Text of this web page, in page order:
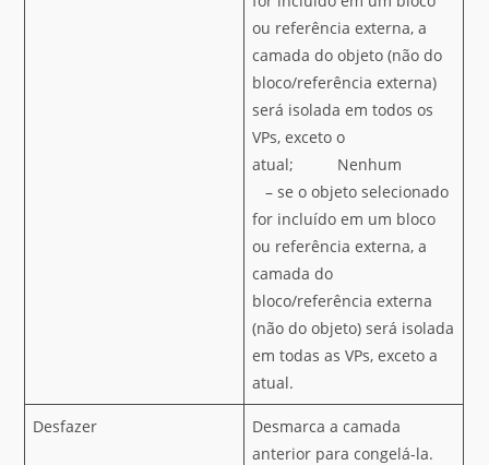
ou referência externa, a
camada do objeto (não do
bloco/referência externa)
será isolada em todos os
VPs, exceto o
atual; Nenhum
– se o objeto selecionado
for incluído em um bloco
ou referência externa, a
camada do
bloco/referência externa
(não do objeto) será isolada
em todas as VPs, exceto a
atual.
Desfazer
Desmarca a camada
anterior para congelá-la.